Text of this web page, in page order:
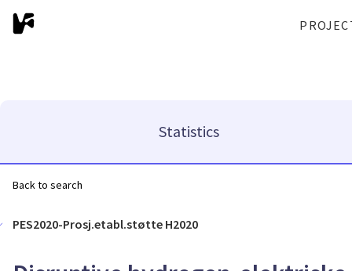
Statistics
Back to search
PES2020-Prosj.etabl.støtte H2020